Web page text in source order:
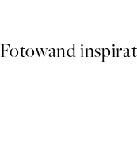
Fotowand